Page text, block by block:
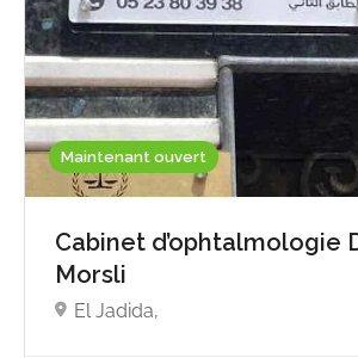
Maintenant ouvert
Cabinet d’ophtalmologie
Morsli
El Jadida,